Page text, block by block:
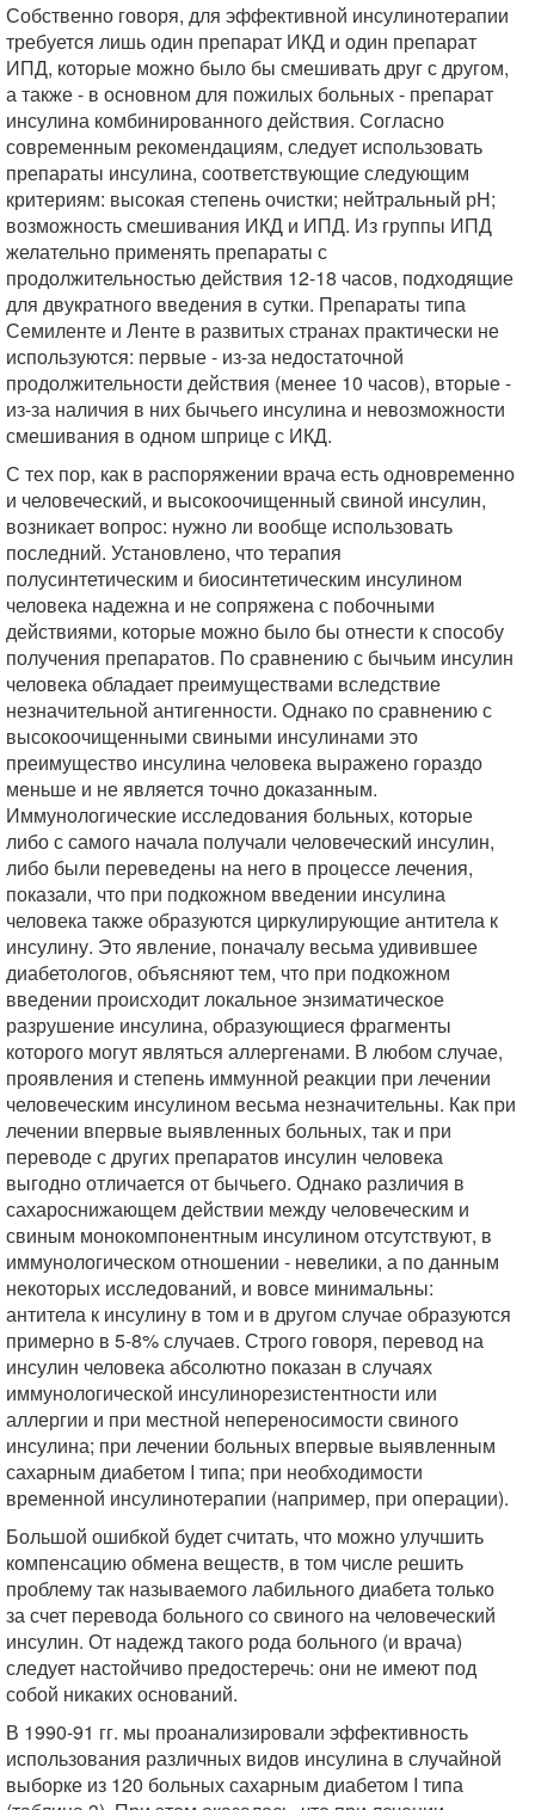
Собственно говоря, для эффективной инсулинотерапии
требуется лишь один препарат ИКД и один препарат
ИПД, которые можно было бы смешивать друг с другом,
а также - в основном для пожилых больных - препарат
инсулина комбинированного действия. Согласно
современным рекомендациям, следует использовать
препараты инсулина, соответствующие следующим
критериям: высокая степень очистки; нейтральный рН;
возможность смешивания ИКД и ИПД. Из группы ИПД
желательно применять препараты с
продолжительностью действия 12-18 часов, подходящие
для двукратного введения в сутки. Препараты типа
Семиленте и Ленте в развитых странах практически не
используются: первые - из-за недостаточной
продолжительности действия (менее 10 часов), вторые -
из-за наличия в них бычьего инсулина и невозможности
смешивания в одном шприце с ИКД.
С тех пор, как в распоряжении врача есть одновременно
и человеческий, и высокоочищенный свиной инсулин,
возникает вопрос: нужно ли вообще использовать
последний. Установлено, что терапия
полусинтетическим и биосинтетическим инсулином
человека надежна и не сопряжена с побочными
действиями, которые можно было бы отнести к способу
получения препаратов. По сравнению с бычьим инсулин
человека обладает преимуществами вследствие
незначительной антигенности. Однако по сравнению с
высокоочищенными свиными инсулинами это
преимущество инсулина человека выражено гораздо
меньше и не является точно доказанным.
Иммунологические исследования больных, которые
либо с самого начала получали человеческий инсулин,
либо были переведены на него в процессе лечения,
показали, что при подкожном введении инсулина
человека также образуются циркулирующие антитела к
инсулину. Это явление, поначалу весьма удивившее
диабетологов, объясняют тем, что при подкожном
введении происходит локальное энзиматическое
разрушение инсулина, образующиеся фрагменты
которого могут являться аллергенами. В любом случае,
проявления и степень иммунной реакции при лечении
человеческим инсулином весьма незначительны. Как при
лечении впервые выявленных больных, так и при
переводе с других препаратов инсулин человека
выгодно отличается от бычьего. Однако различия в
сахароснижающем действии между человеческим и
свиным монокомпонентным инсулином отсутствуют, в
иммунологическом отношении - невелики, а по данным
некоторых исследований, и вовсе минимальны:
антитела к инсулину в том и в другом случае образуются
примерно в 5-8% случаев. Строго говоря, перевод на
инсулин человека абсолютно показан в случаях
иммунологической инсулинорезистентности или
аллергии и при местной непереносимости свиного
инсулина; при лечении больных впервые выявленным
сахарным диабетом I типа; при необходимости
временной инсулинотерапии (например, при операции).
Большой ошибкой будет считать, что можно улучшить
компенсацию обмена веществ, в том числе решить
проблему так называемого лабильного диабета только
за счет перевода больного со свиного на человеческий
инсулин. От надежд такого рода больного (и врача)
следует настойчиво предостеречь: они не имеют под
собой никаких оснований.
В 1990-91 гг. мы проанализировали эффективность
использования различных видов инсулина в случайной
выборке из 120 больных сахарным диабетом I типа